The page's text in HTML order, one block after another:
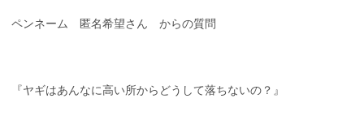
ペンネーム 匿名希望さん からの質問
『ヤギはあんなに高い所からどうして落ちないの？』